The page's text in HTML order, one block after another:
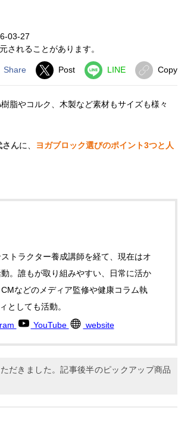
03-27
れることがあります。
Share Post LINE Copy
脂やコルク、木製など素材もサイズも様々
さんに、
ヨガブロック選びのポイント3つと人
トラクター養成講師を経て、現在はオ
。誰もが取り組みやすい、日常に活か
などのメディア監修や健康コラム執
としても活動。
YouTube website
だきました。記事後半のピックアップ商品